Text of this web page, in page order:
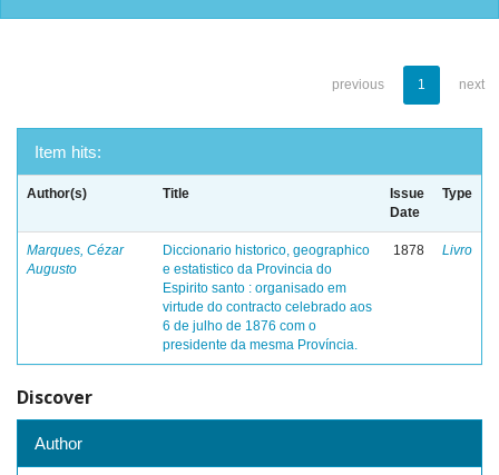
previous 1 next
Item hits:
Author(s) Title
Issue
Date
Type
Marques, Cézar
Augusto
Diccionario historico, geographico
e estatistico da Provincia do
Espirito santo : organisado em
virtude do contracto celebrado aos
6 de julho de 1876 com o
presidente da mesma Província.
1878 Livro
Discover
Author